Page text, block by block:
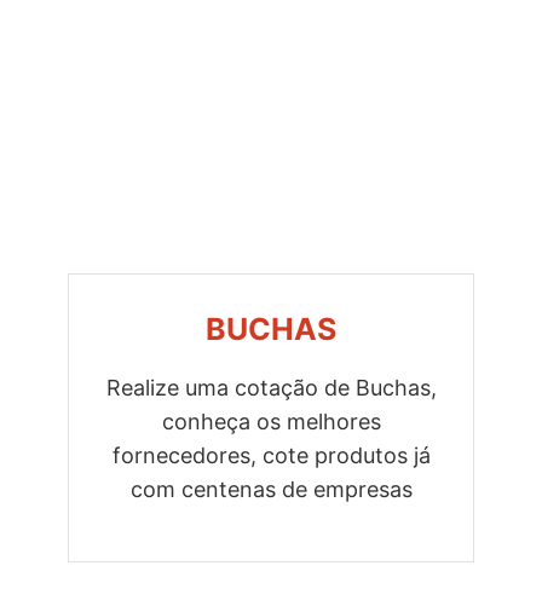
BUCHAS
Realize uma cotação de Buchas,
conheça os melhores
fornecedores, cote produtos já
com centenas de empresas